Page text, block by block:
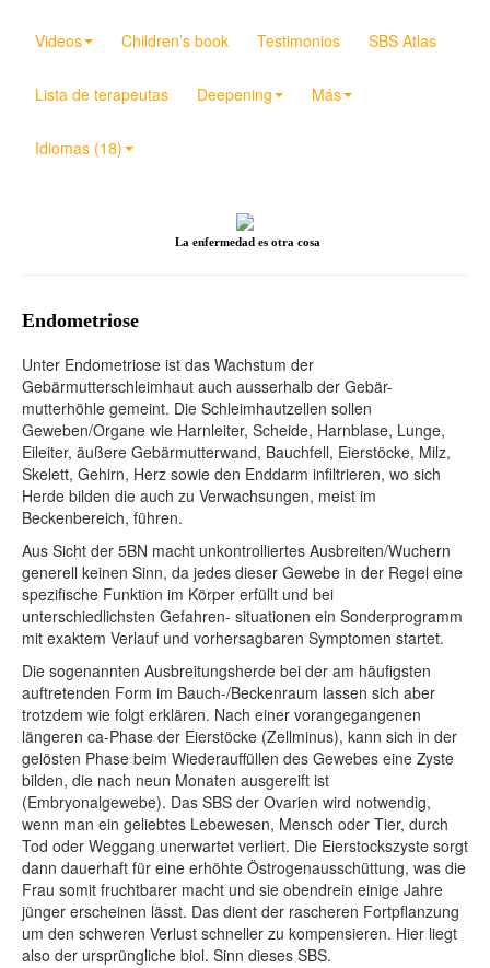
Videos Children’s book Testimonios SBS Atlas
Lista de terapeutas Deepening Más
Idiomas (18)
La enfermedad es otra cosa
Endometriose
Unter Endometriose ist das Wachstum der
Gebärmutterschleimhaut auch ausserhalb der Gebär-
mutterhöhle gemeint. Die Schleimhautzellen sollen
Geweben/Organe wie Harnleiter, Scheide, Harnblase, Lunge,
Eileiter, äußere Gebärmutterwand, Bauchfell, Eierstöcke, Milz,
Skelett, Gehirn, Herz sowie den Enddarm infiltrieren, wo sich
Herde bilden die auch zu Verwachsungen, meist im
Beckenbereich, führen.
Aus Sicht der 5BN macht unkontrolliertes Ausbreiten/Wuchern
generell keinen Sinn, da jedes dieser Gewebe in der Regel eine
spezifische Funktion im Körper erfüllt und bei
unterschiedlichsten Gefahren- situationen ein Sonderprogramm
mit exaktem Verlauf und vorhersagbaren Symptomen startet.
Die sogenannten Ausbreitungsherde bei der am häufigsten
auftretenden Form im Bauch-/Beckenraum lassen sich aber
trotzdem wie folgt erklären. Nach einer vorangegangenen
längeren ca-Phase der Eierstöcke (Zellminus), kann sich in der
gelösten Phase beim Wiederauffüllen des Gewebes eine Zyste
bilden, die nach neun Monaten ausgereift ist
(Embryonalgewebe). Das SBS der Ovarien wird notwendig,
wenn man ein geliebtes Lebewesen, Mensch oder Tier, durch
Tod oder Weggang unerwartet verliert. Die Eierstockszyste sorgt
dann dauerhaft für eine erhöhte Östrogenausschüttung, was die
Frau somit fruchtbarer macht und sie obendrein einige Jahre
jünger erscheinen lässt. Das dient der rascheren Fortpflanzung
um den schweren Verlust schneller zu kompensieren. Hier liegt
also der ursprüngliche biol. Sinn dieses SBS.